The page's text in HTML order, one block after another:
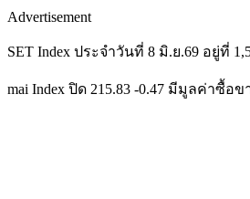
Advertisement
SET Index ประจำวันที่ 8 มิ.ย.69 อยู่ที่
mai Index ปิด 215.83 -0.47 มีมูลค่าซื้อ